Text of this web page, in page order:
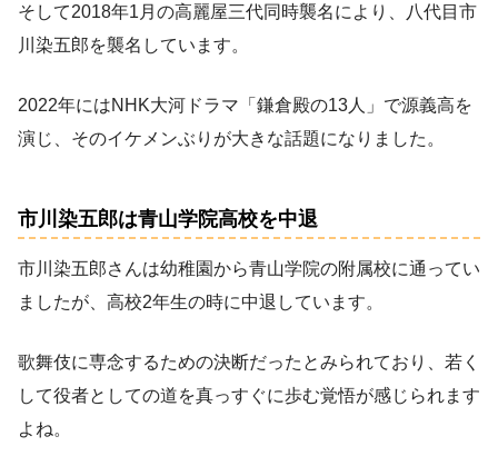
そして2018年1月の高麗屋三代同時襲名により、八代目市
川染五郎を襲名しています。
2022年にはNHK大河ドラマ「鎌倉殿の13人」で源義高を
演じ、そのイケメンぶりが大きな話題になりました。
市川染五郎は青山学院高校を中退
市川染五郎さんは幼稚園から青山学院の附属校に通ってい
ましたが、高校2年生の時に中退しています。
歌舞伎に専念するための決断だったとみられており、若く
して役者としての道を真っすぐに歩む覚悟が感じられます
よね。